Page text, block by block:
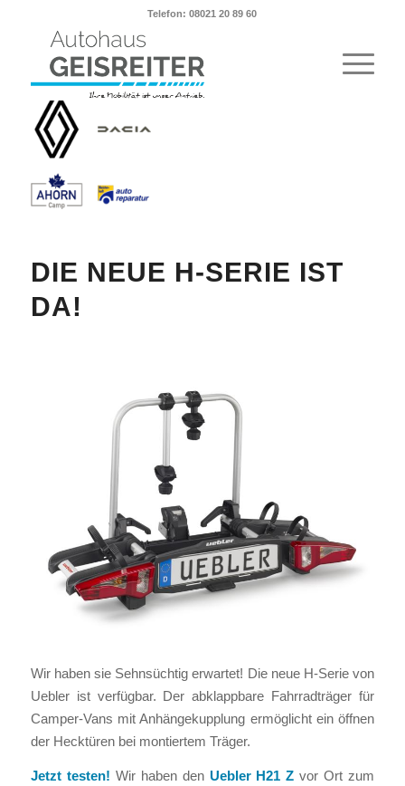
Telefon: 08021 20 89 60
DIE NEUE H-SERIE IST
DA!
Wir haben sie Sehnsüchtig erwartet! Die neue H-Serie von
Uebler ist verfügbar. Der abklappbare Fahrradträger für
Camper-Vans mit Anhängekupplung ermöglicht ein öffnen
der Hecktüren bei montiertem Träger.
Jetzt testen! Wir haben den Uebler H21 Z vor Ort zum